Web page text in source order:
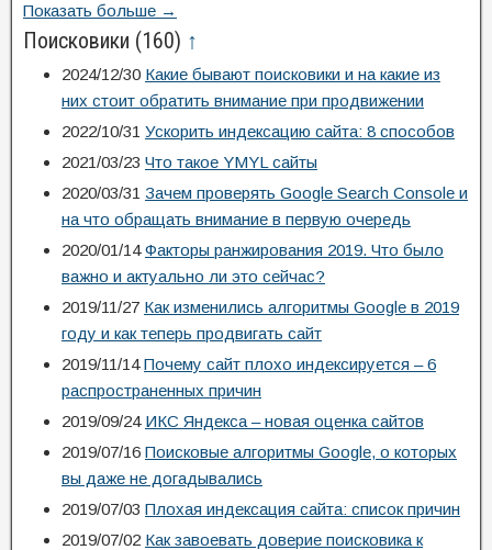
Показать больше →
Поисковики (160) ↑
2024/12/30 Какие бывают поисковики и на какие из
них стоит обратить внимание при продвижении
2022/10/31 Ускорить индексацию сайта: 8 способов
2021/03/23 Что такое YMYL сайты
2020/03/31 Зачем проверять Google Search Console и
на что обращать внимание в первую очередь
2020/01/14 Факторы ранжирования 2019. Что было
важно и актуально ли это сейчас?
2019/11/27 Как изменились алгоритмы Google в 2019
году и как теперь продвигать сайт
2019/11/14 Почему сайт плохо индексируется – 6
распространенных причин
2019/09/24 ИКС Яндекса – новая оценка сайтов
2019/07/16 Поисковые алгоритмы Google, о которых
вы даже не догадывались
2019/07/03 Плохая индексация сайта: список причин
2019/07/02 Как завоевать доверие поисковика к